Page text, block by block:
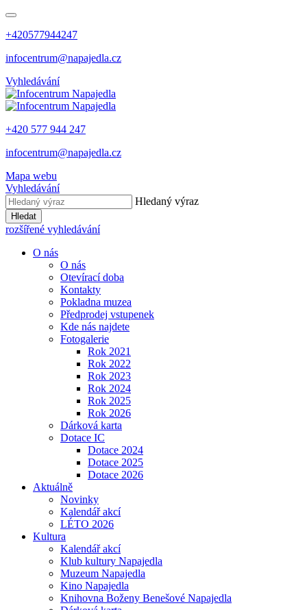
+420577944247
infocentrum@napajedla.cz
Vyhledávání
+420 577 944 247
infocentrum@napajedla.cz
Mapa webu
Vyhledávání
Hledaný výraz
Hledat
rozšířené vyhledávání
O nás
O nás
Otevírací doba
Kontakty
Pokladna muzea
Předprodej vstupenek
Kde nás najdete
Fotogalerie
Rok 2021
Rok 2022
Rok 2023
Rok 2024
Rok 2025
Rok 2026
Dárková karta
Dotace IC
Dotace 2024
Dotace 2025
Dotace 2026
Aktuálně
Novinky
Kalendář akcí
LÉTO 2026
Kultura
Kalendář akcí
Klub kultury Napajedla
Muzeum Napajedla
Kino Napajedla
Knihovna Boženy Benešové Napajedla